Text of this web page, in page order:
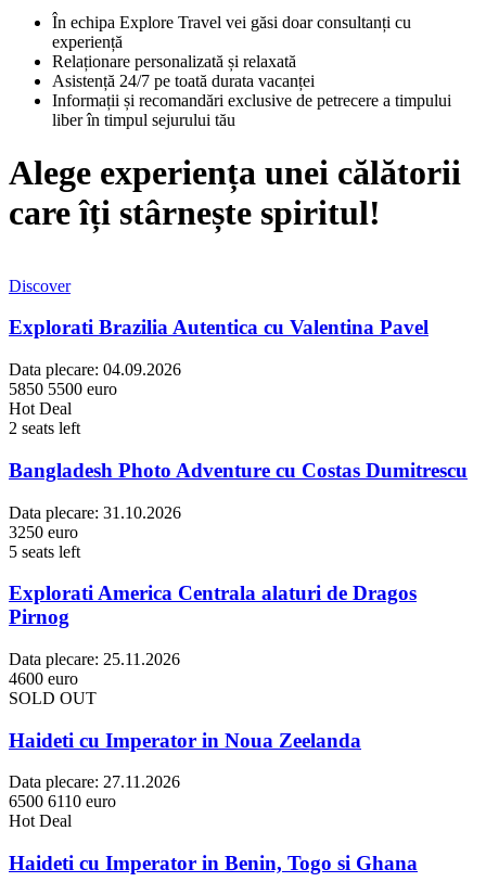
În echipa Explore Travel vei găsi doar consultanți cu
experiență
Relaționare personalizată și relaxată
Asistență 24/7 pe toată durata vacanței
Informații și recomandări exclusive de petrecere a timpului
liber în timpul sejurului tău
Alege experiența unei călătorii
care îți stârnește spiritul!
Discover
Explorati Brazilia Autentica cu Valentina Pavel
Data plecare: 04.09.2026
5850 5500 euro
Hot Deal
2 seats left
Bangladesh Photo Adventure cu Costas Dumitrescu
Data plecare: 31.10.2026
3250 euro
5 seats left
Explorati America Centrala alaturi de Dragos
Pirnog
Data plecare: 25.11.2026
4600 euro
SOLD OUT
Haideti cu Imperator in Noua Zeelanda
Data plecare: 27.11.2026
6500 6110 euro
Hot Deal
Haideti cu Imperator in Benin, Togo si Ghana